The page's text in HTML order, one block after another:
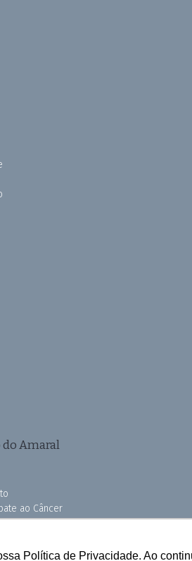
Política de Privacidade. Ao
do Amaral
ao Câncer